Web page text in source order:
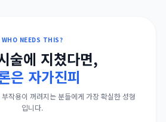
WHO NEEDS THIS?
술에 지쳤다면,
은 자가진피
작용이 꺼려지는 분들에게 가장 확실한 성형
입니다.